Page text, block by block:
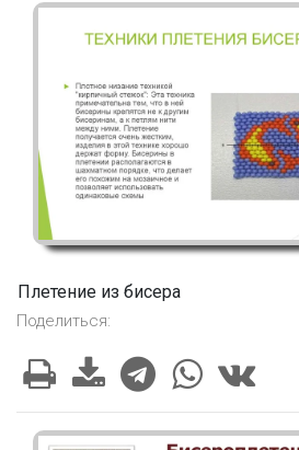
Плетение из бисера
Поделиться: